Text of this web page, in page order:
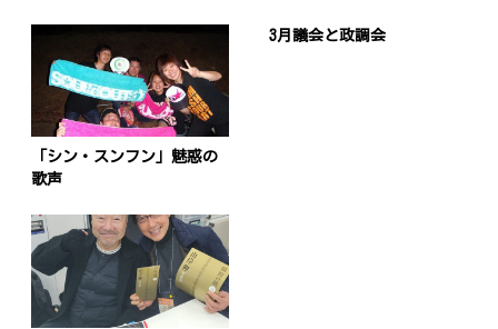
「シン・スンフン」魅惑の
歌声
3月議会と政調会